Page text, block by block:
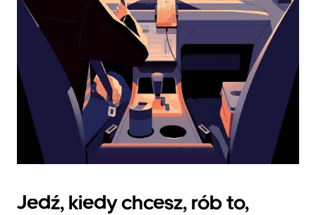
kalendarz.
Jedź, kiedy chcesz, rób to,